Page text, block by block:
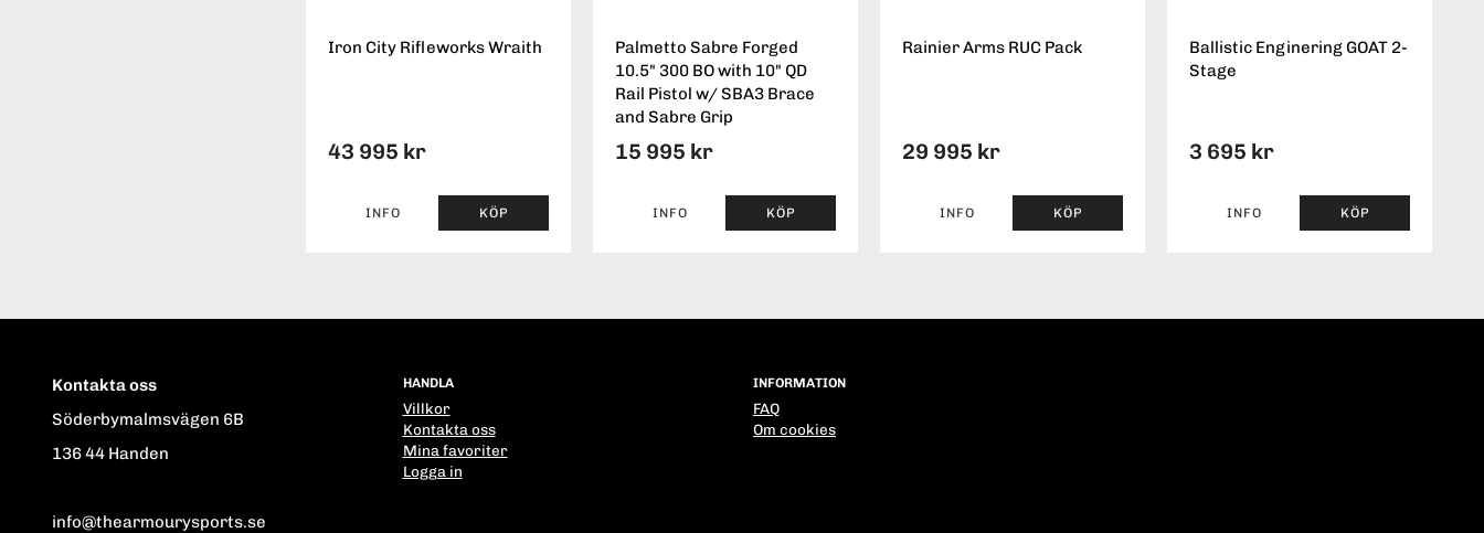
Iron City Rifleworks Wraith
43 995 kr
INFO KÖP
Palmetto Sabre Forged
10.5" 300 BO with 10" QD
Rail Pistol w/ SBA3 Brace
and Sabre Grip
15 995 kr
INFO KÖP
Rainier Arms RUC Pack
29 995 kr
INFO KÖP
Ballistic Enginering GOAT 2-
Stage
3 695 kr
INFO KÖP
Kontakta oss
Söderbymalmsvägen 6B
136 44 Handen
info@thearmourysports.se
HANDLA
Villkor
Kontakta oss
Mina favoriter
Logga in
INFORMATION
FAQ
Om cookies